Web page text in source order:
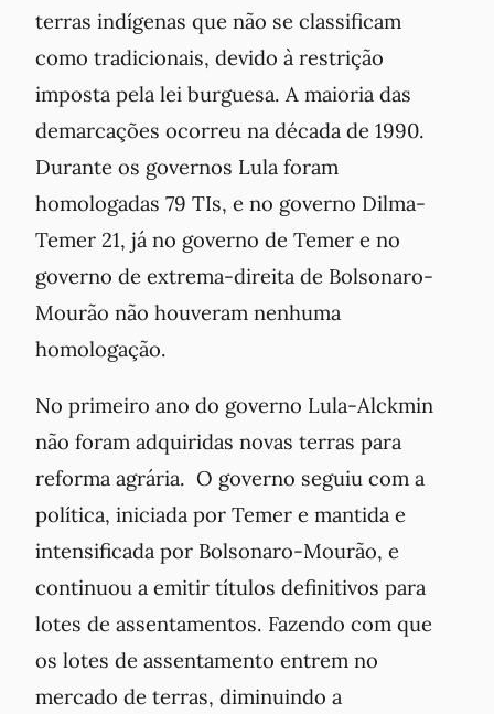
terras indígenas que não se classificam
como tradicionais, devido à restrição
imposta pela lei burguesa. A maioria das
demarcações ocorreu na década de 1990.
Durante os governos Lula foram
homologadas 79 TIs, e no governo Dilma-
Temer 21, já no governo de Temer e no
governo de extrema-direita de Bolsonaro-
Mourão não houveram nenhuma
homologação.
No primeiro ano do governo Lula-Alckmin
não foram adquiridas novas terras para
reforma agrária. O governo seguiu com a
política, iniciada por Temer e mantida e
intensificada por Bolsonaro-Mourão, e
continuou a emitir títulos definitivos para
lotes de assentamentos. Fazendo com que
os lotes de assentamento entrem no
mercado de terras, diminuindo a